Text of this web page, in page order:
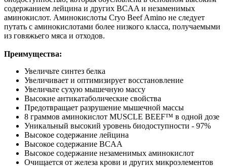
содержанием лейцина и других BCAA и незаменимых
аминокислот. Аминокислоты Cryo Beef Amino не следует
путать с аминокислотами более низкого класса, получаемыми
из говяжьего мяса и отходов.
Преимущества:
Увеличьте синтез белка
Увеличивает и оптимизирует восстановление
Увеличьте сухую мышечную массу
Высокие антикатаболические свойства
Предотвращает разрушение мышечной массы
8 граммов аминокислот MUSCLE BEEF™ в одной дозе
Уникальный высокий уровень биодоступности - 97%
Высокое содержание лейцина
Высокое содержание BCAA
Высокое содержание незаменимых аминокислот
Очищается от железа крови и других микроэлементов